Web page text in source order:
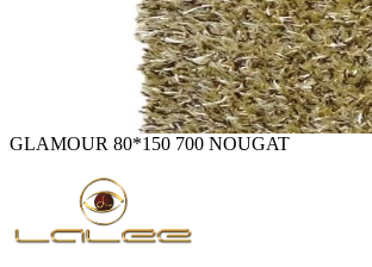
GLAMOUR 80*150 700 NOUGAT